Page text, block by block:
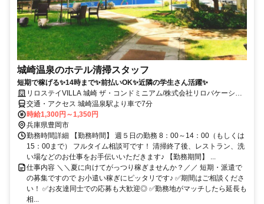
城崎温泉のホテル清掃スタッフ
短期で稼げる✨14時まで✨前払いOK✨近隣の学生さん活躍✨
リロステイVILLA 城崎 ザ・コンドミニアム/株式会社リロバケーショ
ンズ
交通・アクセス 城崎温泉駅より車で7分
時給1,300円～1,350円
兵庫県豊岡市
勤務時間詳細 【勤務時間】 週５日の勤務 8：00～14：00（もしくは
15：00まで） フルタイム相談可です！ 清掃終了後、レストラン、洗
い場などのお仕事をお手伝いいただきます♪ 【勤務期間】 ...
仕事内容 ＼＼夏に向けてがっつり稼ぎませんか？／／ 短期・派遣で
の募集ですので お小遣い稼ぎにピッタリです♪ ✅期間はご相談くださ
い！ ✅お友達同士での応募も大歓迎◎ ✅勤務地がマッチしたら延長も
相...